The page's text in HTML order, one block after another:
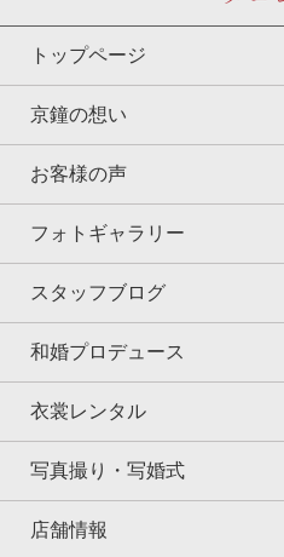
トップページ
京鐘の想い
お客様の声
フォトギャラリー
スタッフブログ
和婚プロデュース
衣裳レンタル
写真撮り・写婚式
店舗情報